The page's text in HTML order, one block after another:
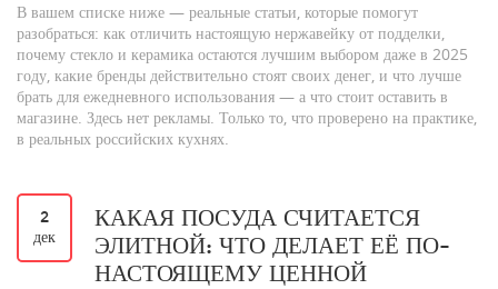
В вашем списке ниже — реальные статьи, которые помогут
разобраться: как отличить настоящую нержавейку от подделки,
почему стекло и керамика остаются лучшим выбором даже в 2025
году, какие бренды действительно стоят своих денег, и что лучше
брать для ежедневного использования — а что стоит оставить в
магазине. Здесь нет рекламы. Только то, что проверено на практике,
в реальных российских кухнях.
2
дек
КАКАЯ ПОСУДА СЧИТАЕТСЯ
ЭЛИТНОЙ: ЧТО ДЕЛАЕТ ЕЁ ПО-
НАСТОЯЩЕМУ ЦЕННОЙ